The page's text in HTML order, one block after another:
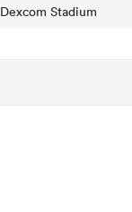
Dexcom Stadium